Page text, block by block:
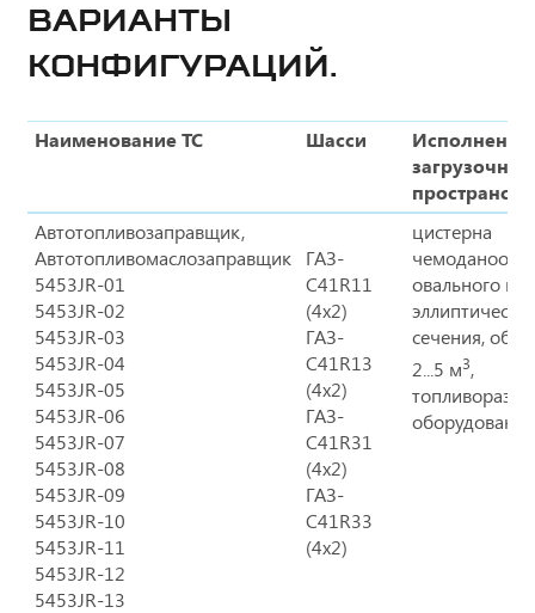
ВАРИАНТЫ
КОНФИГУРАЦИЙ.
Наименование ТС Шасси
Исполнение
Автотопливозаправщик,
Автотопливомаслозаправщик
5453JR-01
5453JR-02
5453JR-03
5453JR-04
5453JR-05
5453JR-06
5453JR-07
5453JR-08
5453JR-09
5453JR-10
5453JR-11
5453JR-12
5453JR-13
ГАЗ-
C41R11
(4х2)
ГАЗ-
C41R13
(4х2)
ГАЗ-
C41R31
(4х2)
ГАЗ-
C41R33
(4х2)
цистерна
овального или
сечения,
2...5 м3,
оборудование